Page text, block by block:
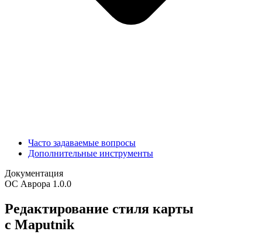
Часто задаваемые вопросы
Дополнительные инструменты
Документация
ОС Аврора 1.0.0
Редактирование стиля карты
с Maputnik